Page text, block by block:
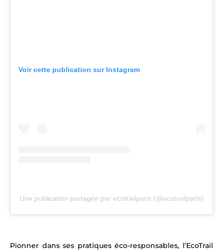
Voir cette publication sur Instagram
Une publication partagée par ecotrailparis (@ecotrailparis)
Pionner dans ses pratiques éco-responsables, l’EcoTrail